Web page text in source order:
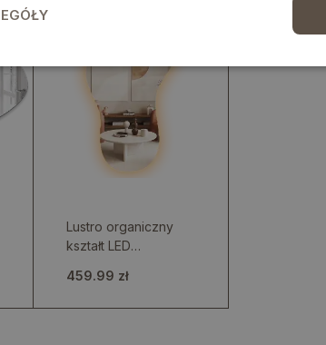
Lustro organiczny
kształt LED
ścianę
459.99 zł